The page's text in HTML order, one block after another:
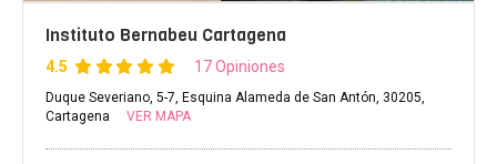
Instituto Bernabeu Cartagena
4.5 17 Opiniones
Duque Severiano, 5-7, Esquina Alameda de San Antón, 30205,
Cartagena
VER MAPA